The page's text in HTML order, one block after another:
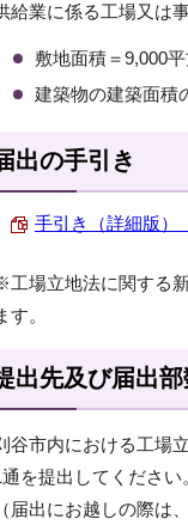
給業に係る工場又は
敷地面積＝9,000
建築物の建築面積
出の手引き
手引き（詳細版）
工場立地法に関する
す。
出先及び届出部
谷市内における工場
通を提出してください
（届出にお越しの際は